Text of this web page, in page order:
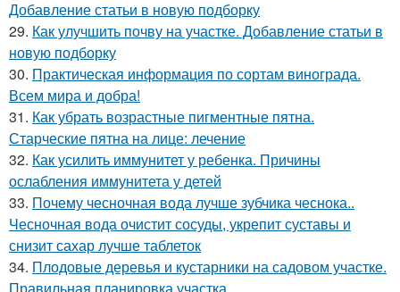
Добавление статьи в новую подборку
29. Как улучшить почву на участке. Добавление статьи в
новую подборку
30. Практическая информация по сортам винограда.
Всем мира и добра!
31. Как убрать возрастные пигментные пятна.
Старческие пятна на лице: лечение
32. Как усилить иммунитет у ребенка. Причины
ослабления иммунитета у детей
33. Почему чесночная вода лучше зубчика чеснока..
Чесночная вода очистит сосуды, укрепит суставы и
снизит сахар лучше таблеток
34. Плодовые деревья и кустарники на садовом участке.